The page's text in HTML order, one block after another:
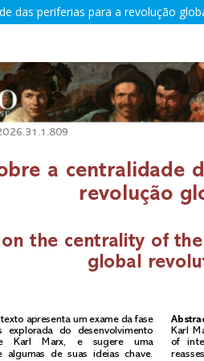
das periferias para a revolução